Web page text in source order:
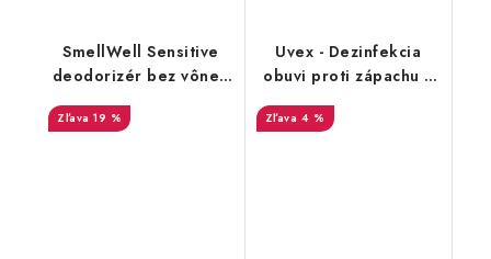
SmellWell Sensitive
deodorizér bez vône -
Blue
19 %
Uvex - Dezinfekcia
obuvi proti zápachu a
plesniam 125ml
9698/3
4 %